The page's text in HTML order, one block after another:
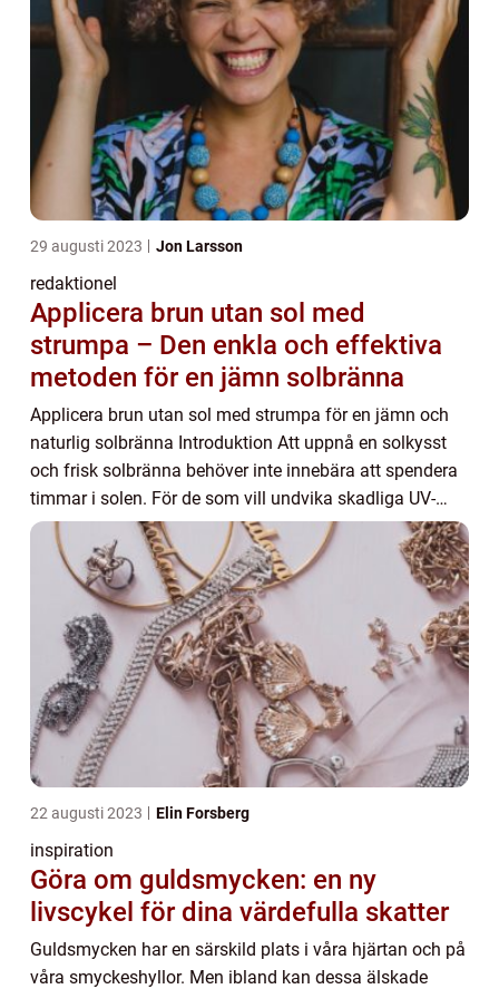
29 augusti 2023 Jon Larsson
redaktionel
Applicera brun utan sol med
strumpa – Den enkla och effektiva
metoden för en jämn solbränna
Applicera brun utan sol med strumpa för en jämn och
naturlig solbränna Introduktion Att uppnå en solkysst
och frisk solbränna behöver inte innebära att spendera
timmar i solen. För de som vill undvika skadliga UV-
strålar och äldre hud kan applicering...
22 augusti 2023 Elin Forsberg
inspiration
Göra om guldsmycken: en ny
livscykel för dina värdefulla skatter
Guldsmycken har en särskild plats i våra hjärtan och på
våra smyckeshyllor. Men ibland kan dessa älskade